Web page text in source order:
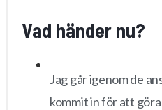
Vad händer nu?
Jag går igenom de
kommit in för att